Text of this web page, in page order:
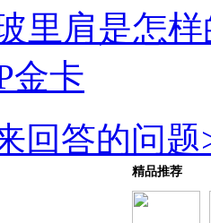
里肩是怎
金卡
回答的问题
精品推荐